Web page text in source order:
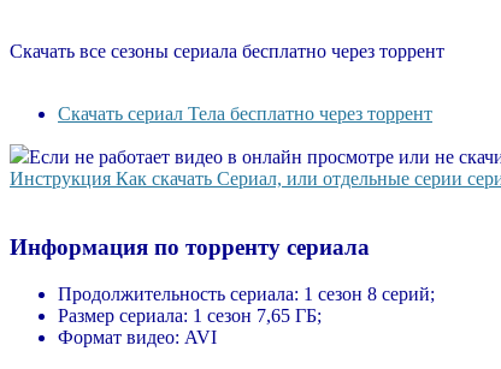
Скачать все сезоны сериала бесплатно через торрент
Скачать сериал Тела бесплатно через торрент
Если не работает видео в онлайн просмотре или не
Инструкция Как скачать Сериал, или отдельные серии
Информация по торренту сериала
Продолжительность сериала: 1 сезон 8 серий;
Размер сериала: 1 сезон 7,65 ГБ;
Формат видео: AVI